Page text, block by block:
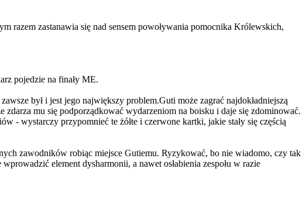
razem zastanawia się nad sensem powoływania pomocnika Królewskich,
pojedzie na finały ME.
był i jest jego największy problem.Guti może zagrać najdokładniejszą
zdarza mu się podporządkować wydarzeniom na boisku i daje się zdominować.
- wystarczy przypomnieć te żółte i czerwone kartki, jakie stały się częścią
zawodników robiąc miejsce Gutiemu. Ryzykować, bo nie wiadomo, czy tak
element dysharmonii, a nawet osłabienia zespołu w razie